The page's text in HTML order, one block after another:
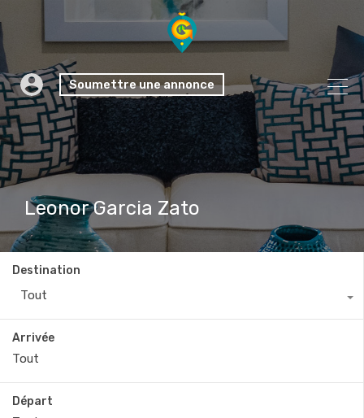
Soumettre une annonce
Leonor Garcia Zato
Destination
Tout
Arrivée
Départ